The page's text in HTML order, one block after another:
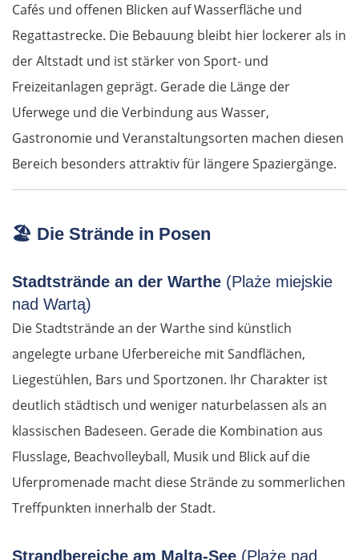
Cafés und offenen Blicken auf Wasserfläche und
Regattastrecke. Die Bebauung bleibt hier lockerer als in
der Altstadt und ist stärker von Sport- und
Freizeitanlagen geprägt. Gerade die Länge der
Uferwege und die Verbindung aus Wasser,
Gastronomie und Veranstaltungsorten machen diesen
Bereich besonders attraktiv für längere Spaziergänge.
🏖️ Die Strände in Posen
Stadtstrände an der Warthe (Plaże miejskie
nad Wartą)
Die Stadtstrände an der Warthe sind künstlich
angelegte urbane Uferbereiche mit Sandflächen,
Liegestühlen, Bars und Sportzonen. Ihr Charakter ist
deutlich städtisch und weniger naturbelassen als an
klassischen Badeseen. Gerade die Kombination aus
Flusslage, Beachvolleyball, Musik und Blick auf die
Uferpromenade macht diese Strände zu sommerlichen
Treffpunkten innerhalb der Stadt.
Strandbereiche am Malta-See (Plaże nad